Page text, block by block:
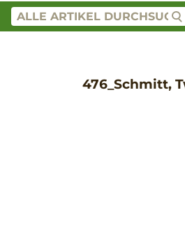
476_Schmitt,